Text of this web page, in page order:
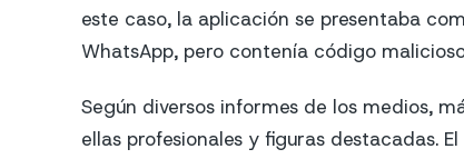
este caso, la aplicación se presentaba
WhatsApp, pero contenía código
Según diversos informes de los medios,
ellas profesionales y figuras destacadas.